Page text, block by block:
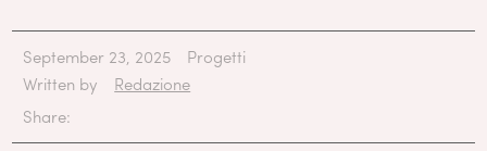
September 23, 2025
Progetti
Written by
Redazione
Share: